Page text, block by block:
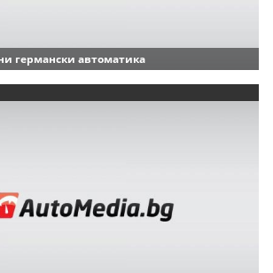
германски автоматика